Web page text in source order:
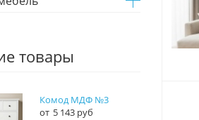
товары
Комод МДФ №3
5 143 руб